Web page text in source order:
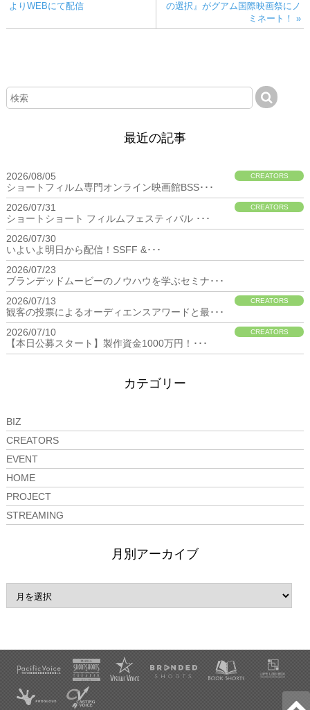
よりWEBにて配信
の選択』がグアム国際映画祭にノ
ミネート！ »
最近の記事
2026/08/05 CREATORS
ショートフィルム専門オンライン映画館BSS･･･
2026/07/31
CREATORS
ショートショート フィルムフェスティバル ･･･
2026/07/30
いよいよ明日から配信！SSFF &･･･
2026/07/23
ブランデッドムービーのノウハウを学ぶセミナ･･･
2026/07/13
CREATORS
観客の投票によるオーディエンスアワードと最･･･
2026/07/10
CREATORS
【本日公募スタート】製作資金1000万円！･･･
カテゴリー
BIZ
CREATORS
EVENT
HOME
PROJECT
STREAMING
月別アーカイブ